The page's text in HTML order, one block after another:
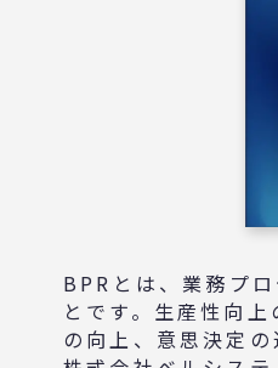
BPRとは、業務プ
とです。生産性向
の向上、意思決定